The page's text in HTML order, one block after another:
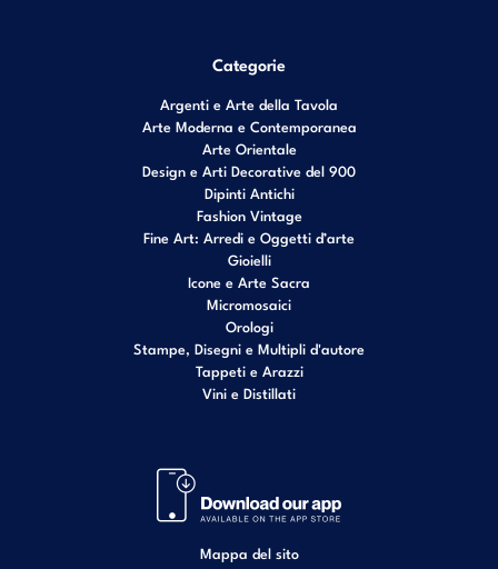
Categorie
Argenti e Arte della Tavola
Arte Moderna e Contemporanea
Arte Orientale
Design e Arti Decorative del 900
Dipinti Antichi
Fashion Vintage
Fine Art: Arredi e Oggetti d’arte
Gioielli
Icone e Arte Sacra
Micromosaici
Orologi
Stampe, Disegni e Multipli d'autore
Tappeti e Arazzi
Vini e Distillati
Mappa del sito